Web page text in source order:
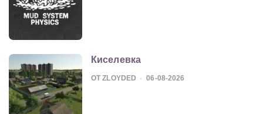
Киселевка
ОТ ZLOYDED 06-08-2026